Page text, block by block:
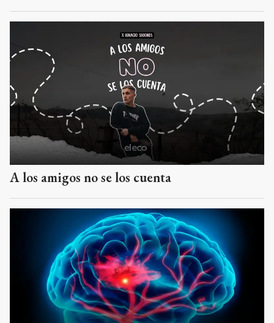
A los amigos no se los cuenta